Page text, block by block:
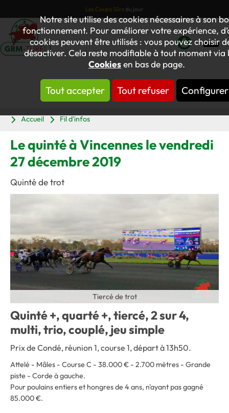
Notre site utilise des cookies nécessaires à son
fonctionnement. Pour améliorer votre expérience,
cookies peuvent être utilisés : vous pouvez choisir
désactiver. Cela reste modifiable à tout moment via
Cookiesen bas de page.
Tout accepter Tout refuser Configurer
Les Coups Sûrs du jour
Mon
compte
Accueil
Fil d'infos
Le quinté à Vincennes le vendredi
27 décembre 2019
Quinté de trot
Tiercé de trot
Quinté +, quarté +, tiercé, 2 sur 4,
multi, trio, couplé, jeu simple
Prix de Condé, réunion 1, course 1, départ à 13h50.
Attelé - Mâles - Course C - 38.000 € - 2.700 mètres - Grande
piste - Corde à gauche.
Pour poulains entiers et hongres de 4 ans, n'ayant pas gagné
85.000 €.